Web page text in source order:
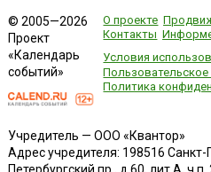
© 2005—2026
Проект
«Календарь
событий»
О проекте
Контакты
Условия
Политика
Учредитель — ООО «Квантор»
Адрес учредителя: 198516 Санкт-
Петербургский пр., д.60, лит.А,